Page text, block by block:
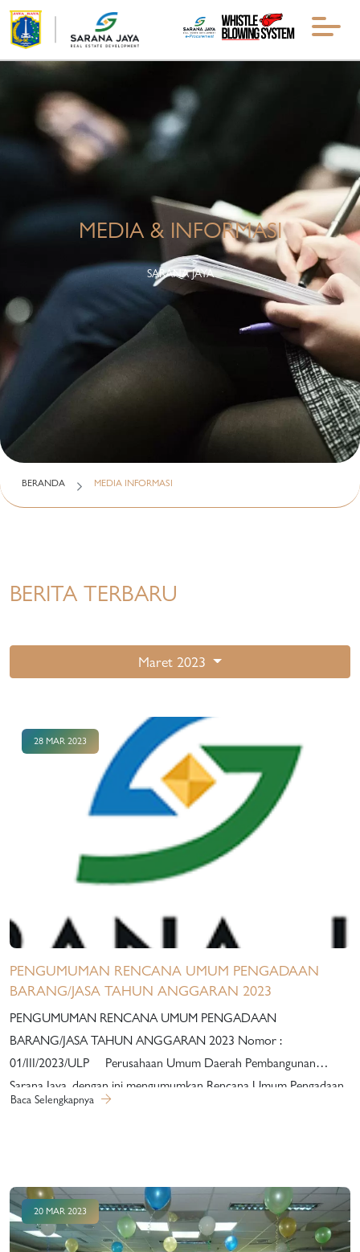
MEDIA & INFORMASI
SARANA JAYA
BERANDA MEDIA INFORMASI
BERITA TERBARU
Maret 2023
28 MAR 2023
PENGUMUMAN RENCANA UMUM PENGADAAN
BARANG/JASA TAHUN ANGGARAN 2023
PENGUMUMAN RENCANA UMUM PENGADAAN
BARANG/JASA TAHUN ANGGARAN 2023 Nomor :
01/III/2023/ULP Perusahaan Umum Daerah Pembangunan
Sarana Jaya, dengan ini mengumumkan Rencana Umum Pengadaan
Barang/Jasa Tahun Anggaran 2023, dengan ketentuan sebagai
Perusahaan; Bahwa dalam proses Pengadaan Barang/Jasa Perumda
Pembangunan Sarana Jaya dilaksanakan mengikuti prinsip dasar dan
etika Pengadaan Barang/Jasa sesuai dengan tata kelola Perusahaan
Baca Selengkapnya
20 MAR 2023